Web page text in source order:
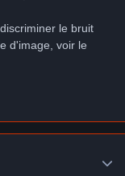
le bruit
d'image, voir le